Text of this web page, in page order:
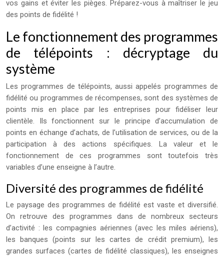
vos gains et éviter les pièges. Préparez-vous à maîtriser le jeu
des points de fidélité !
Le fonctionnement des programmes
de télépoints : décryptage du
système
Les programmes de télépoints, aussi appelés programmes de
fidélité ou programmes de récompenses, sont des systèmes de
points mis en place par les entreprises pour fidéliser leur
clientèle. Ils fonctionnent sur le principe d’accumulation de
points en échange d’achats, de l’utilisation de services, ou de la
participation à des actions spécifiques. La valeur et le
fonctionnement de ces programmes sont toutefois très
variables d’une enseigne à l’autre.
Diversité des programmes de fidélité
Le paysage des programmes de fidélité est vaste et diversifié.
On retrouve des programmes dans de nombreux secteurs
d’activité : les compagnies aériennes (avec les miles aériens),
les banques (points sur les cartes de crédit premium), les
grandes surfaces (cartes de fidélité classiques), les enseignes